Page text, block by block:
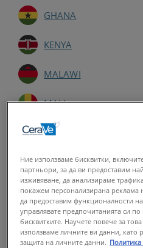
GHANA
KENYA
MALAWI
MALI
MAURITANIA
MAURITIUS
MOZAMBIQUE
NAMIBIA
Ние използваме бисквитки,
партньори, за да ви предоставим
изживяване, да анализираме
покажем персонализирана реклама
да предоставим функционалности
управлявате предпочитанията си
бисквитките. Научете повече за
използваме личните ви данни, като
защита на личните данни.